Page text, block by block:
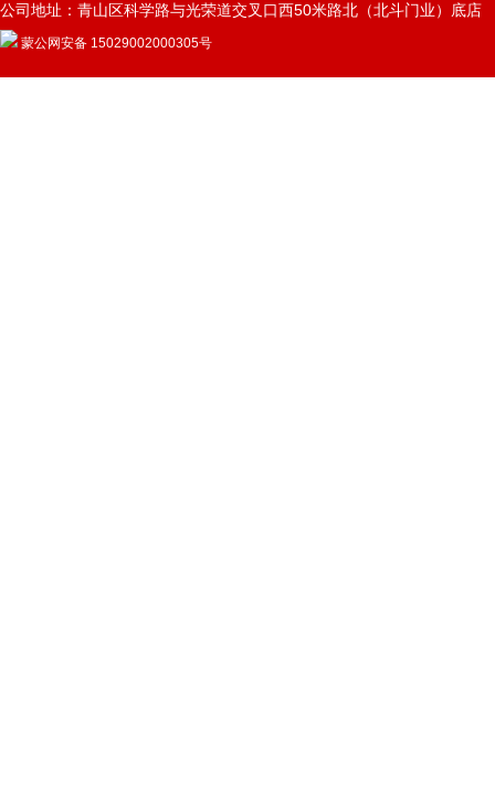
公司地址：青山区科学路与光荣道交叉口西50米路北（北斗门业）底
蒙公网安备 15029002000305号